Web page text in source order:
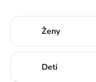
Ženy
Deti